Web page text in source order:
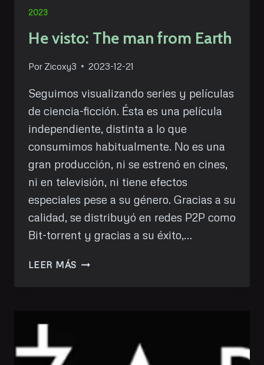
2023
He visto: The man from Earth
Por Zicoxy3 2023-12-21
Seguimos visualizando series y películas
de ciencia-ficción. Ésta es una película
independiente, distinta a lo que
consumimos habitualmente. No es una
gran producción, ni se estrenó en cines,
ni en televisión, ni tiene efectos
especiales pese a su género. Gracias a su
calidad, se distribuyó en redes P2P como
Bit-torrent y gracias a su éxito,…
LEER MÁS HE